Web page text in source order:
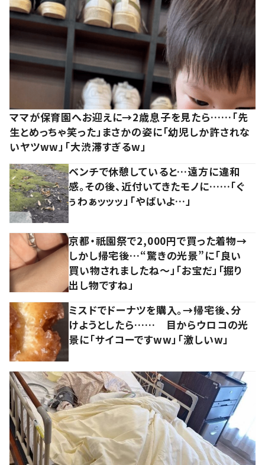
ママが保育園へお迎えに→2歳息子を見たら……「先
生とめっちゃ笑った」まさかの姿に「幼児しか許されな
いヤツww」「大渋滞すぎるw」
ベンチで休憩していると…遠方に違和
感。その後、近付いてきたモノに……「ぐ
ぅわぁッッッ」「やばいよ…」
京都・祇園祭で2,000円で買った着物→
しかし帰宅後…“驚きの光景”に「良い
買い物されましたね～」「お宝だ」「掘り
出し物ですね」
ミスドでドーナツを購入。→帰宅後、分
けようとしたら…… 目からウロコの光
景に「サイコーですww」「激しいw」